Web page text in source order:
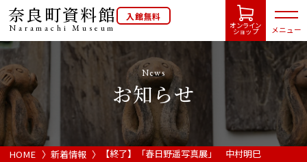
奈良町資料館
NaramachiMuseum
入館無料
オンライン
ショップ メニュー
HOME
開館カレンダー
News
お知らせ
HOME 新着情報 【終了】「春日野遥写真展」 中村明巳